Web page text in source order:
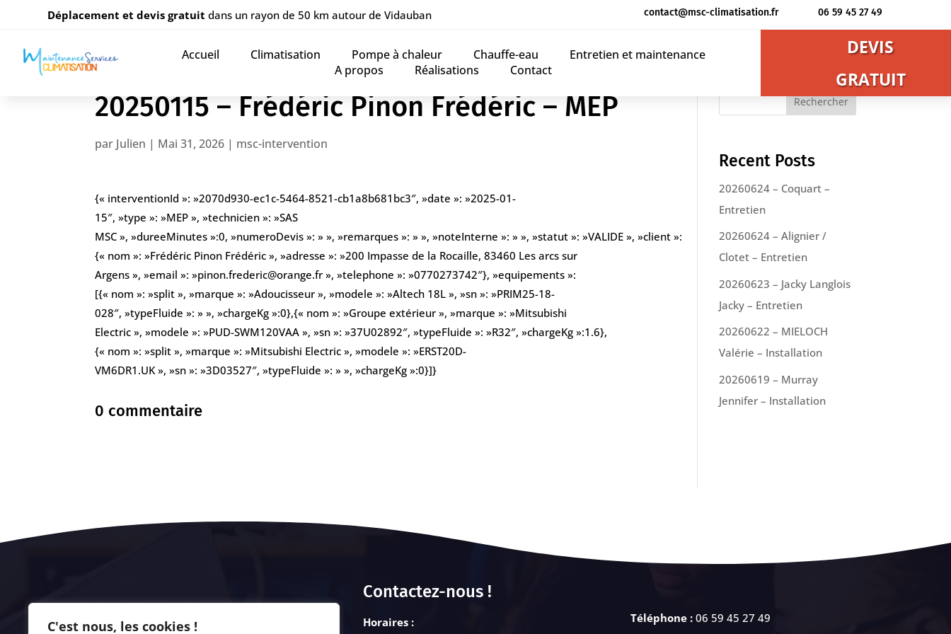
C'est nous, les cookies !
Déplacement et devis gratuitdans un rayon de 50 km autour de Vidauban contact@msc-climatisation.fr 06 59 45 27 49
Accueil Climatisation Pompe à chaleur Chauffe-eau
Entretien et maintenance
A propos
Réalisations Contact
DEVIS
GRATUIT
20250115 – Frédéric Pinon Frédéric – MEP
par Julien | Mai 31, 2026 | msc-intervention
{« interventionId »: »2070d930-ec1c-5464-8521-cb1a8b681bc3″, »date »: »2025-01-
15″, »type »: »MEP », »technicien »: »SAS
MSC », »dureeMinutes »:0, »numeroDevis »: » », »remarques »: » », »noteInterne »: » », »statut »: »VALIDE », »client »:
{« nom »: »Frédéric Pinon Frédéric », »adresse »: »200 Impasse de la Rocaille, 83460 Les arcs sur
Argens », »email »: »pinon.frederic@orange.fr », »telephone »: »0770273742″}, »equipements »:
[{« nom »: »split », »marque »: »Adoucisseur », »modele »: »Altech 18L », »sn »: »PRIM25-18-
028″, »typeFluide »: » », »chargeKg »:0},{« nom »: »Groupe extérieur », »marque »: »Mitsubishi
Electric », »modele »: »PUD-SWM120VAA », »sn »: »37U02892″, »typeFluide »: »R32″, »chargeKg »:1.6},
{« nom »: »split », »marque »: »Mitsubishi Electric », »modele »: »ERST20D-
VM6DR1.UK », »sn »: »3D03527″, »typeFluide »: » », »chargeKg »:0}]}
0 commentaire
Rechercher
Recent Posts
20260624 – Coquart –
Entretien
20260624 – Alignier /
Clotet – Entretien
20260623 – Jacky Langlois
Jacky – Entretien
20260622 – MIELOCH
Valérie – Installation
20260619 – Murray
Jennifer – Installation
Contactez-nous !
Horaires : Téléphone : 06 59 45 27 49